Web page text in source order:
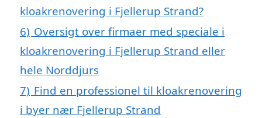
kloakrenovering i Fjellerup Strand?
6) Oversigt over firmaer med speciale i
kloakrenovering i Fjellerup Strand eller
hele Norddjurs
7) Find en professionel til kloakrenovering
i byer nær Fjellerup Strand